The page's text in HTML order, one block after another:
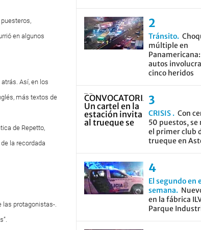
en algunos
Así, en los
más textos de
de Repetto,
la recordada
las protagonistas-.
Tránsito
múltiple en
autos
cinco heridos
CRISIS
Con
50 puestos, se
el primer club
trueque en
El segundo en
semana
en la fábrica
Parque